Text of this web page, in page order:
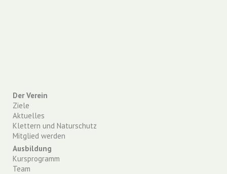
Der Verein
Ziele
Aktuelles
Klettern und Naturschutz
Mitglied werden
Ausbildung
Kursprogramm
Team